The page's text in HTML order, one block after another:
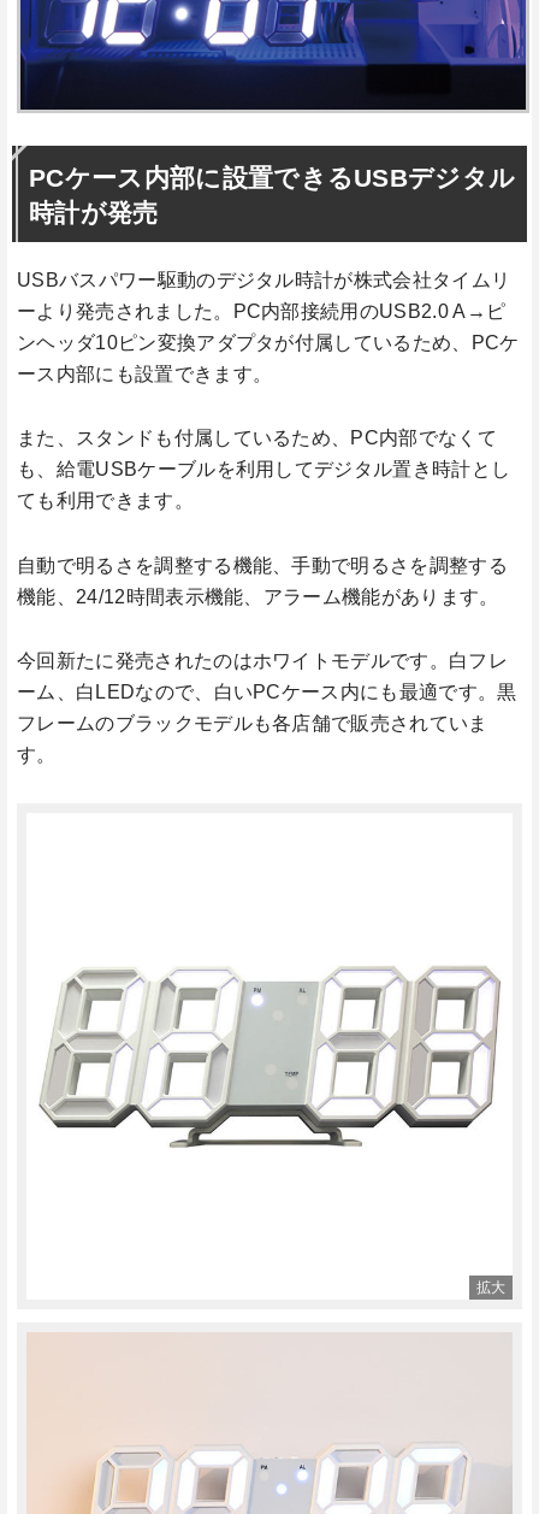
PCケース内部に設置できるUSBデジタル
時計が発売
USBバスパワー駆動のデジタル時計が株式会社タイムリ
ーより発売されました。PC内部接続用のUSB2.0 A→ピ
ンヘッダ10ピン変換アダプタが付属しているため、PCケ
ース内部にも設置できます。
また、スタンドも付属しているため、PC内部でなくて
も、給電USBケーブルを利用してデジタル置き時計とし
ても利用できます。
自動で明るさを調整する機能、手動で明るさを調整する
機能、24/12時間表示機能、アラーム機能があります。
今回新たに発売されたのはホワイトモデルです。白フレ
ーム、白LEDなので、白いPCケース内にも最適です。黒
フレームのブラックモデルも各店舗で販売されていま
す。